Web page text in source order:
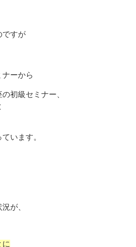
ですが
ーから
初級セミナー、
います。
が、
に